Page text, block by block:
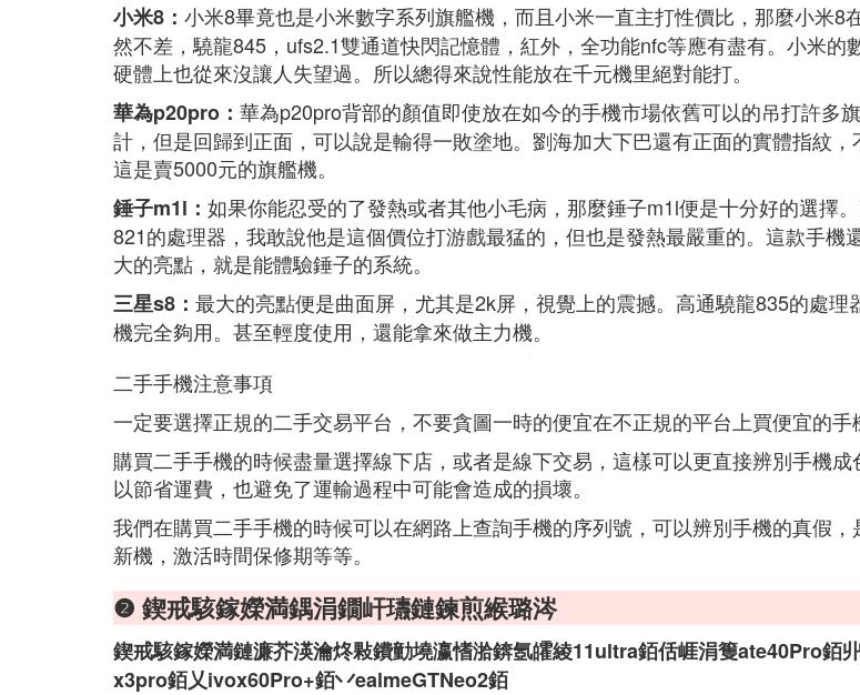
小米8： 小米8畢竟也是小米數字系列旗艦機，而且小米一直主打性價比，那麼小米8
然不差，驍龍845，ufs2.1雙通道快閃記憶體，紅外，全功能nfc等應有盡有。小米的
硬體上也從來沒讓人失望過。所以總得來說性能放在千元機里絕對能打。
華為p20pro： 華為p20pro背部的顏值即使放在如今的手機市場依舊可以的吊打許多
計，但是回歸到正面，可以說是輸得一敗塗地。劉海加大下巴還有正面的實體指紋，
這是賣5000元的旗艦機。
錘子m1l： 如果你能忍受的了發熱或者其他小毛病，那麼錘子m1l便是十分好的選擇
821的處理器，我敢說他是這個價位打游戲最猛的，但也是發熱最嚴重的。這款手機
大的亮點，就是能體驗錘子的系統。
三星s8： 最大的亮點便是曲面屏，尤其是2k屏，視覺上的震撼。高通驍龍835的處理
機完全夠用。甚至輕度使用，還能拿來做主力機。
二手手機注意事項
一定要選擇正規的二手交易平台，不要貪圖一時的便宜在不正規的平台上買便宜的手
購買二手手機的時候盡量選擇線下店，或者是線下交易，這樣可以更直接辨別手機成
以節省運費，也避免了運輸過程中可能會造成的損壞。
我們在購買二手手機的時候可以在網路上查詢手機的序列號，可以辨別手機的真假，
新機，激活時間保修期等等。
❷ 鍥戒駭鎵嬫満鍝涓鐗屽瓙鏈鍊煎緱璐涔
鍥戒駭鎵嬫満鏈濂芥渶瀹炵敤鐨勭墝瀛愭湁錛氬皬綾11ultra銆佸崕涓篗ate40Pro銆
x3pro銆乂ivox60Pro+銆丷ealmeGTNeo2銆